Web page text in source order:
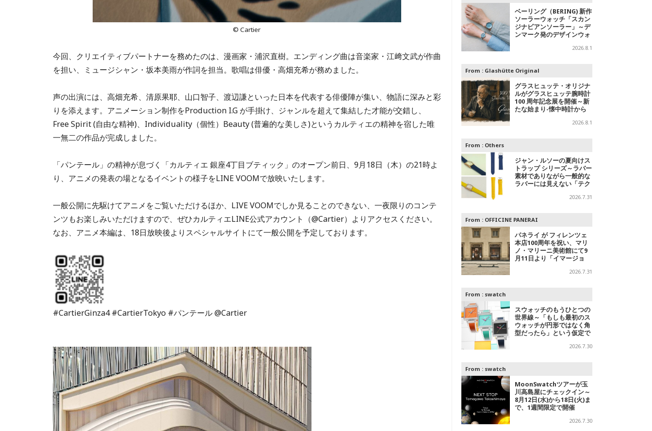
© Cartier
今回、クリエイティブパートナーを務めたのは、漫画家・浦沢直樹。エンディング曲は音楽家・江﨑文武が作曲
を担い、ミュージシャン・坂本美雨が作詞を担当。歌唱は俳優・高畑充希が務めました。
声の出演には、高畑充希、清原果耶、山口智子、渡辺謙といった日本を代表する俳優陣が集い、物語に深みと彩
りを添えます。アニメーション制作をProduction I.G が手掛け、ジャンルを超えて集結した才能が交錯し、
Free Spirit (自由な精神)、Individuality（個性）Beauty (普遍的な美しさ)というカルティエの精神を宿した唯
一無二の作品が完成しました。
「パンテール」の精神が息づく「カルティエ 銀座4丁目ブティック」のオープン前日、9月18日（木）の21時よ
り、アニメの発表の場となるイベントの様子をLINE VOOMで放映いたします。
一般公開に先駆けてアニメをご覧いただけるほか、LIVE VOOMでしか見ることのできない、一夜限りのコンテ
ンツもお楽しみいただけますので、ぜひカルティエLINE公式アカウント（@Cartier）よりアクセスください。
なお、アニメ本編は、18日放映後よりスペシャルサイトにて一般公開を予定しております。
#CartierGinza4 #CartierTokyo #パンテール @Cartier
ベーリング（BERING) 新作
ソーラーウォッチ「スカン
ジナビアンソーラー」～デ
ンマーク発のデザインウォ
スブルー」コレクション
2026.8.1
From : Glashütte Original
グラスヒュッテ・オリジナ
ルがグラスヒュッテ腕時計
100 周年記念展を開催～新
たな始まり-懐中時計から
2026.8.1
From : Others
ジャン・ルソーの夏向けス
トラップ シリーズ～ラバー
素材でありながら一般的な
ラバーには見えない「テク
2026.7.31
From : OFFICINE PANERAI
パネライ が フィレンツェ
本店100周年を祝い、マリ
ノ・マリーニ美術館にて9
月11日より「イマージョ
キシビションを開催2026.7.31
From : swatch
スウォッチのもうひとつの
世界線～「もしも最初のス
ウォッチが円形ではなく角
型だったら」という仮定で
2026.7.30
From : swatch
MoonSwatchツアーが玉
川高島屋にチェックイン～
8月12日(水)から18日(火)ま
で、1週間限定で開催
2026.7.30